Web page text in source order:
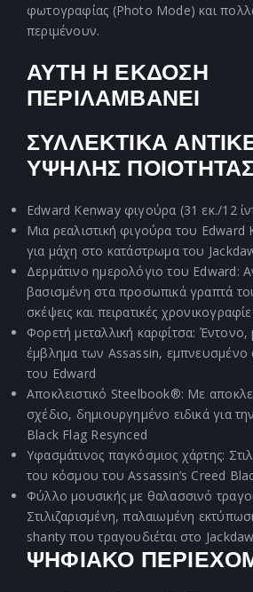
φωτογραφίας (Photo Mode) και
περιμένουν.
ΑΥΤΗ Η ΕΚΔΟΣΗ
ΠΕΡΙΛΑΜΒΑΝΕΙ
ΣΥΛΛΕΚΤΙΚΑ
ΥΨΗΛΗΣ
Edward Kenway φιγούρα (31 εκ./12
Μια ρεαλιστική φιγούρα του Edward
για μάχη στο κατάστρωμα του
Δερμάτινο ημερολόγιο του Edward:
βασισμένη στα προσωπικά γραπτά
σκέψεις και πειρατικές
Φορετή μεταλλική καρφίτσα:
έμβλημα των Assassin, εμπνευσμένο
του Edward
Αποκλειστικό Steelbook®: Με
σχέδιο, δημιουργημένο ειδικά για
Black Flag Resynced
Υφασμάτινος παγκόσμιος χάρτης:
του κόσμου του Assassin’s Creed
Φύλλο μουσικής με θαλασσινό
Στιλιζαρισμένη, παλαιωμένη
shanty που τραγουδιέται στο Jackdaw
ΨΗΦΙΑΚΟ